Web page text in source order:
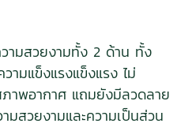
วามสวยงามทั้ง 2 ด้าน ทั้ง
ามแข็งแรงแข็งแรง ไม่
าพอากาศ แถมยังมีลวดลาย
มสวยงามและความเป็นส่วน